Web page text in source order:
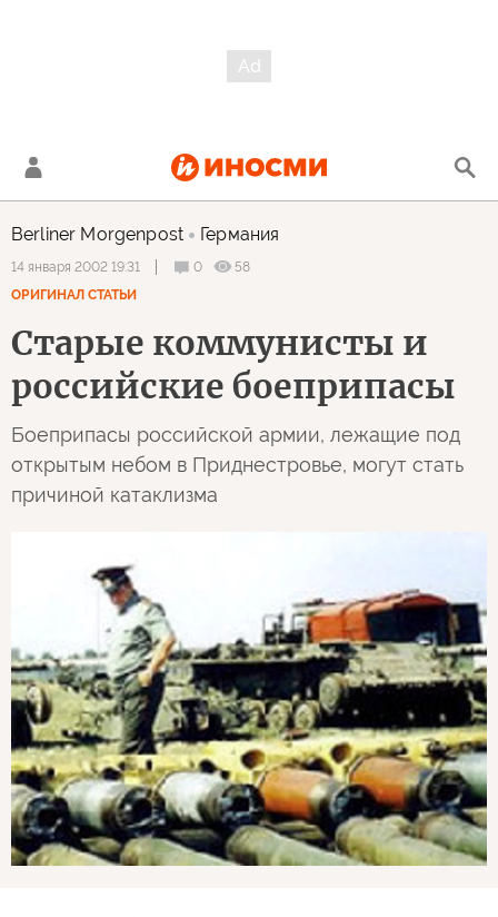
Berliner Morgenpost Германия
14 января 2002 19:31 0
58
ОРИГИНАЛ СТАТЬИ
Старые коммунисты и
российские боеприпасы
Боеприпасы российской армии, лежащие под
открытым небом в Приднестровье, могут стать
причиной катаклизма